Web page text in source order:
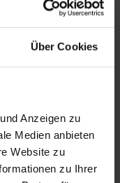
Über Cookies
Anzeigen zu
Medien anbieten
Website zu
zu Ihrer